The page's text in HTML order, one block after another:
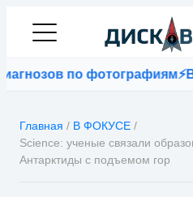
по фотографиям⚡
Главная / В ФОКУСЕ /
Science: ученые связали
Антарктиды с подъемом гор